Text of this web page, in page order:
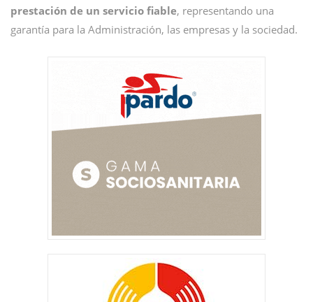
prestación de un servicio fiable, representando una
garantía para la Administración, las empresas y la sociedad.